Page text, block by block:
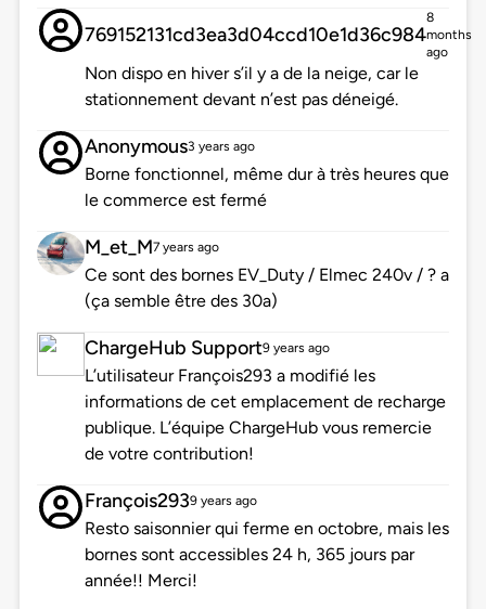
769152131cd3ea3d04ccd10e1d36c984
8
months
ago
Non dispo en hiver s’il y a de la neige, car le
stationnement devant n’est pas déneigé.
Anonymous3 years ago
Borne fonctionnel, même dur à très heures que
le commerce est fermé
M_et_M7 years ago
Ce sont des bornes EV_Duty / Elmec 240v / ? a
(ça semble être des 30a)
ChargeHub Support9 years ago
L’utilisateur François293 a modifié les
informations de cet emplacement de recharge
publique. L’équipe ChargeHub vous remercie
de votre contribution!
François2939 years ago
Resto saisonnier qui ferme en octobre, mais les
bornes sont accessibles 24 h, 365 jours par
année!! Merci!